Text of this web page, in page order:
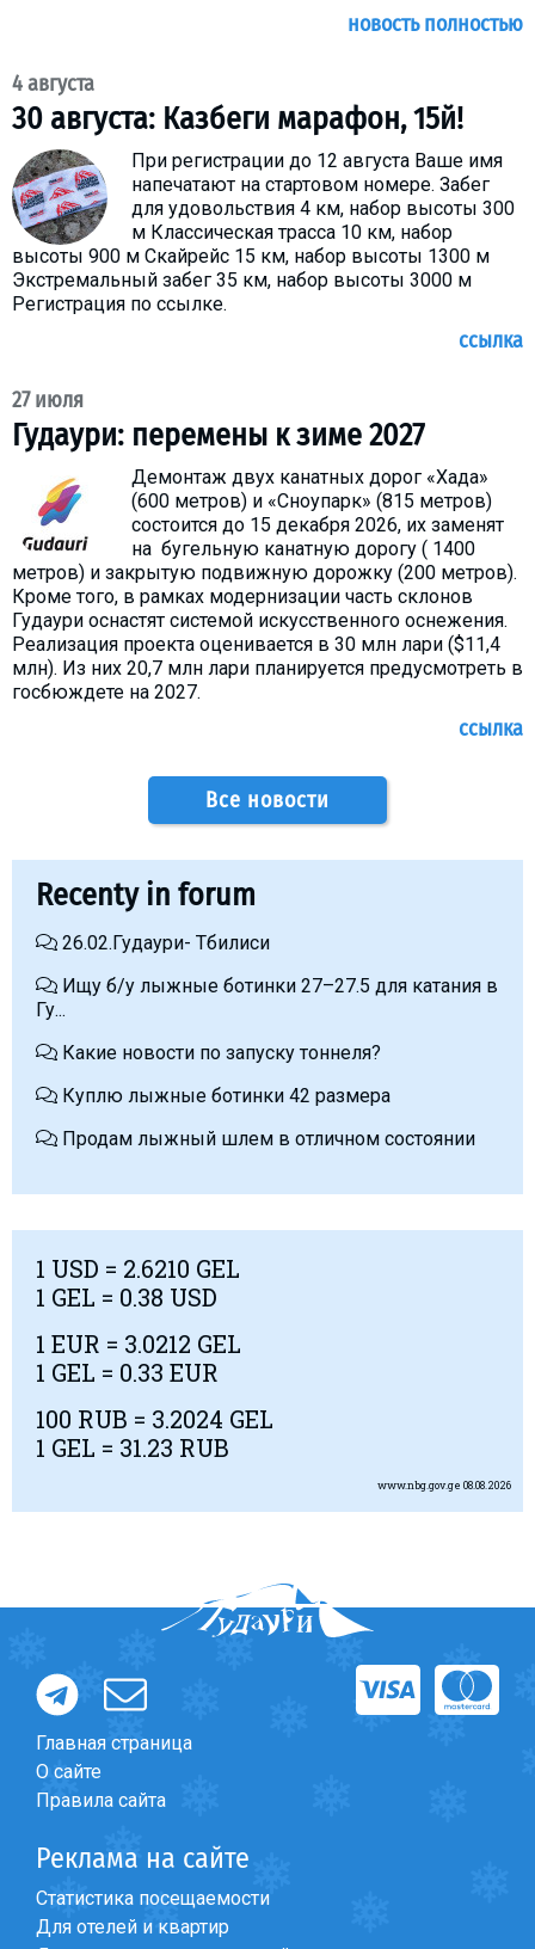
новость полностью
4 августа
30 августа: Казбеги марафон, 15й!
При регистрации до 12 августа Ваше имя
напечатают на стартовом номере. Забег
для удовольствия 4 км, набор высоты 300
м Классическая трасса 10 км, набор
высоты 900 м Скайрейс 15 км, набор высоты 1300 м
Экстремальный забег 35 км, набор высоты 3000 м
Регистрация по ссылке.
ссылка
27 июля
Гудаури: перемены к зиме 2027
Демонтаж двух канатных дорог «Хада»
(600 метров) и «Сноупарк» (815 метров)
состоится до 15 декабря 2026, их заменят
на бугельную канатную дорогу ( 1400
метров) и закрытую подвижную дорожку (200 метров).
Кроме того, в рамках модернизации часть склонов
Гудаури оснастят системой искусственного оснежения.
Реализация проекта оценивается в 30 млн лари ($11,4
млн). Из них 20,7 млн лари планируется предусмотреть в
госбюждете на 2027.
ссылка
Все новости
1 USD = 2.6210 GEL
1 GEL = 0.38 USD
1 EUR = 3.0212 GEL
1 GEL = 0.33 EUR
100 RUB = 3.2024 GEL
1 GEL = 31.23 RUB
www.nbg.gov.ge 08.08.2026
Recenty in forum
26.02.Гудаури- Тбилиси
Ищу б/у лыжные ботинки 27–27.5 для катания в
Гу...
Какие новости по запуску тоннеля?
Куплю лыжные ботинки 42 размера
Продам лыжный шлем в отличном состоянии
Главная страница
О сайте
Правила сайта
Реклама на сайте
Статистика посещаемости
Для отелей и квартир